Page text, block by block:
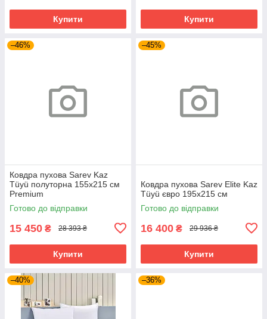
Купити Купити
–46%
Ковдра пухова Sarev Kaz
Tüyü полуторна 155х215 см
Premium
Готово до відправки
15 450 ₴ 28 393 ₴
Купити
–45%
Ковдра пухова Sarev Elite Kaz
Tüyü євро 195х215 см
Готово до відправки
16 400 ₴ 29 936 ₴
Купити
–40% –36%